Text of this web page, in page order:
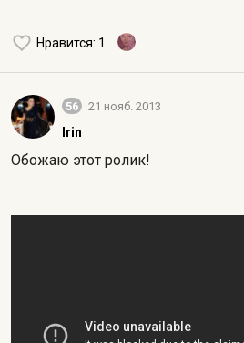
Нравится: 1
56 21 нояб. 2013
Irin
Обожаю этот ролик!